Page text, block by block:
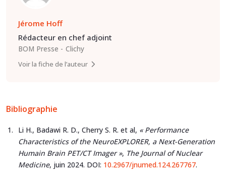
Jérome Hoff
Rédacteur en chef adjoint
BOM Presse
Clichy
Voir la fiche de l’auteur
Bibliographie
Li H., Badawi R. D., Cherry S. R. et al, « Performance
Characteristics of the NeuroEXPLORER, a Next-Generation
Humain Brain PET/CT Imager », The Journal of Nuclear
Medicine, juin 2024. DOI: 10.2967/jnumed.124.267767.